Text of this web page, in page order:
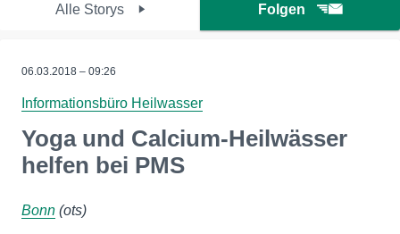
Alle Storys Folgen
06.03.2018 – 09:26
Informationsbüro Heilwasser
Yoga und Calcium-Heilwässer
helfen bei PMS
Bonn (ots)